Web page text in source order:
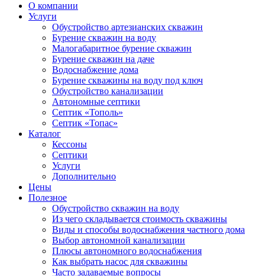
О компании
Услуги
Обустройство артезианских скважин
Бурение скважин на воду
Малогабаритное бурение скважин
Бурение скважин на даче
Водоснабжение дома
Бурение скважины на воду под ключ
Обустройство канализации
Автономные септики
Септик «Тополь»
Септик «Топас»
Каталог
Кессоны
Септики
Услуги
Дополнительно
Цены
Полезное
Обустройство скважин на воду
Из чего складывается стоимость скважины
Виды и способы водоснабжения частного дома
Выбор автономной канализации
Плюсы автономного водоснабжения
Как выбрать насос для скважины
Часто задаваемые вопросы